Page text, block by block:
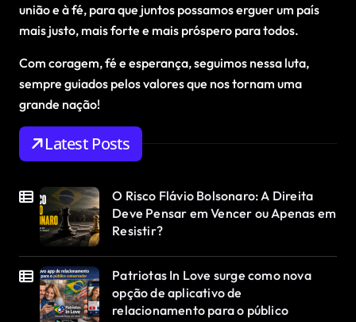
união e à fé, para que juntos possamos erguer um país
mais justo, mais forte e mais próspero para todos.
Com coragem, fé e esperança, seguimos nessa luta,
sempre guiados pelos valores que nos tornam uma
grande nação!
Latest Posts
O Risco Flávio Bolsonaro: A Direita
Deve Pensar em Vencer ou Apenas em
Resistir?
Patriotas In Love surge como nova
opção de aplicativo de
relacionamento para o público